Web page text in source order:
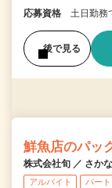
応募資格 土日勤
後で見る
鮮魚店のパッ
株式会社旬 ／ さか
アルバイト パート